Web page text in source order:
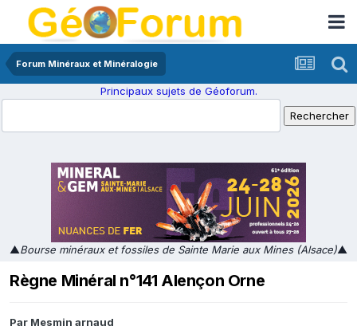
Forum Minéraux et Minéralogie
Principaux sujets de Géoforum.
▲Bourse minéraux et fossiles de Sainte Marie aux Mines (Alsace)▲
Règne Minéral n°141 Alençon Orne
Par Mesmin arnaud